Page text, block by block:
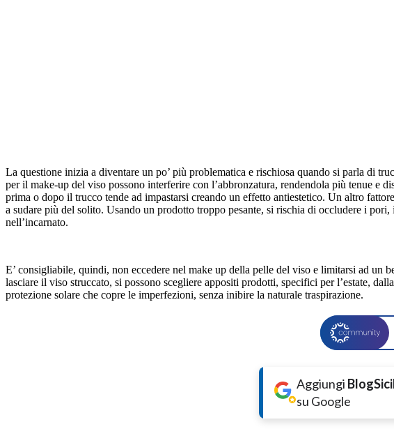
La questione inizia a diventare un po’ più problematica e rischiosa quando si parla di
per il make-up del viso possono interferire con l’abbronzatura, rendendola più tenue e
prima o dopo il trucco tende ad impastarsi creando un effetto antiestetico. Un altro
a sudare più del solito. Usando un prodotto troppo pesante, si rischia di occludere i
nell’incarnato.
E’ consigliabile, quindi, non eccedere nel make up della pelle del viso e limitarsi ad un
lasciare il viso struccato, si possono scegliere appositi prodotti, specifici per l’estate,
protezione solare che copre le imperfezioni, senza inibire la naturale traspirazione.
Aggiungi
su Google